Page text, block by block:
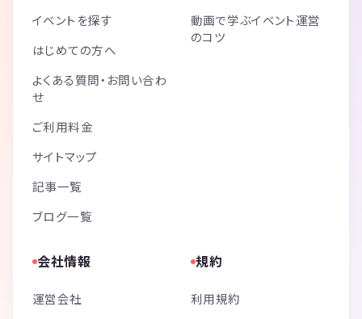
イベントを探す
はじめての方へ
よくある質問・お問い合わ
せ
ご利用料金
サイトマップ
記事一覧
ブログ一覧
動画で学ぶイベント運営
のコツ
会社情報
運営会社
規約
利用規約